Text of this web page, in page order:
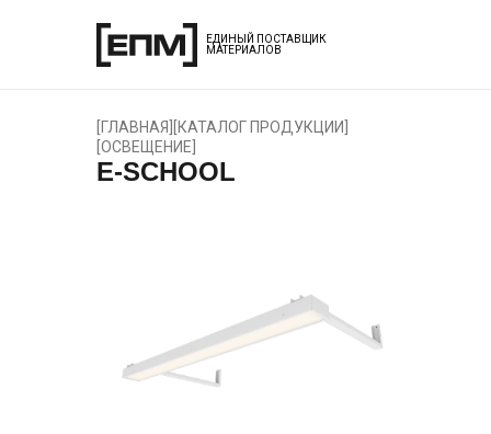
ЕДИНЫЙ ПОСТАВЩИК
МАТЕРИАЛОВ
ГЛАВНАЯ КАТАЛОГ ПРОДУКЦИИ
ОСВЕЩЕНИЕ
E-SCHOOL